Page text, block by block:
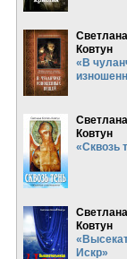
Ковтун
«В
Ковтун
«Сквозь
Ковтун
Искр»